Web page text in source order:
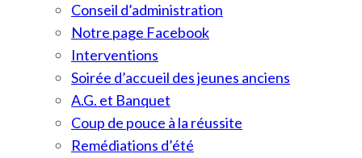
Conseil d’administration
Notre page Facebook
Interventions
Soirée d’accueil des jeunes anciens
A.G. et Banquet
Coup de pouce à la réussite
Remédiations d’été